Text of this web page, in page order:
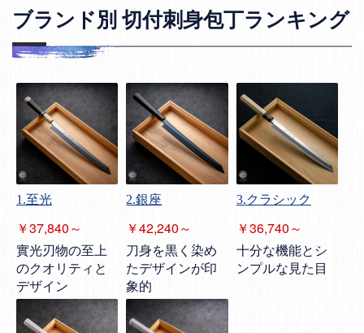
ブランド別 切付刺身包丁ランキング
1.至光
￥37,840～
實光刃物の至上
のクオリティと
デザイン
2.銀座
￥42,240～
刀身を黒く染め
たデザインが印
象的
3.クラシック
￥36,740～
十分な機能とシ
ンプルな見た目